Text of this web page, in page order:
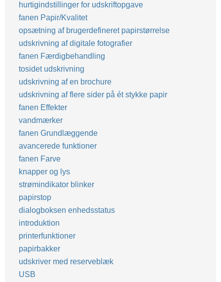
hurtigindstillinger for udskriftopgave
fanen Papir/Kvalitet
opsætning af brugerdefineret papirstørrelse
udskrivning af digitale fotografier
fanen Færdigbehandling
tosidet udskrivning
udskrivning af en brochure
udskrivning af flere sider på ét stykke papir
fanen Effekter
vandmærker
fanen Grundlæggende
avancerede funktioner
fanen Farve
knapper og lys
strømindikator blinker
papirstop
dialogboksen enhedsstatus
introduktion
printerfunktioner
papirbakker
udskriver med reserveblæk
USB